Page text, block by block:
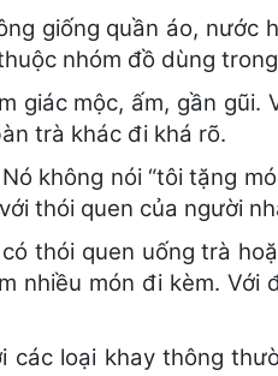
giống quần áo, nước
nhóm đồ dùng
giác mộc, ấm, gần gũi.
trà khác đi khá rõ.
không nói “tôi tặng
thói quen của người
thói quen uống trà
nhiều món đi kèm. Với
loại khay thông